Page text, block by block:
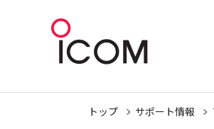
トップ サポート情報